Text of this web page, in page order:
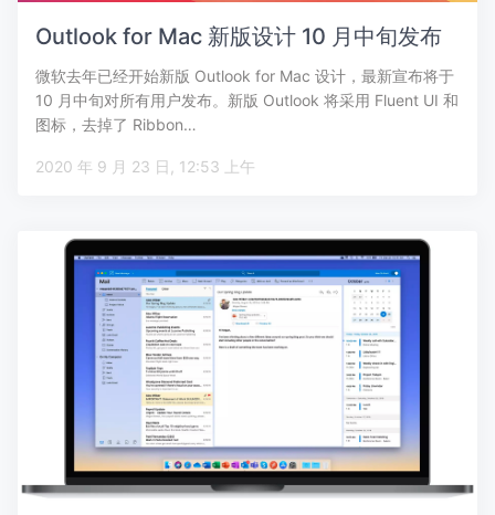
Outlook for Mac 新版设计 10 月中旬发布
微软去年已经开始新版 Outlook for Mac 设计，最新宣布将于
10 月中旬对所有用户发布。新版 Outlook 将采用 Fluent UI 和
图标，去掉了 Ribbon…
2020 年 9 月 23 日, 12:53 上午